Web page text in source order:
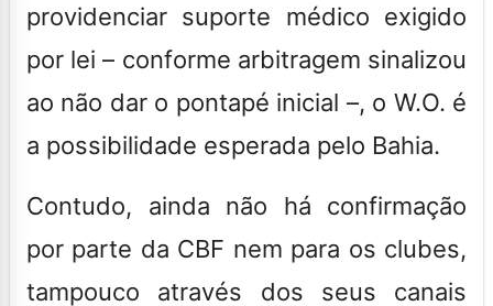
providenciar suporte médico exigido
por lei – conforme arbitragem sinalizou
ao não dar o pontapé inicial –, o W.O. é
a possibilidade esperada pelo Bahia.
Contudo, ainda não há confirmação
por parte da CBF nem para os clubes,
tampouco através dos seus canais